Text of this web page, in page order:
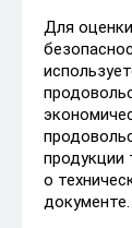
Для
продукции
о
документе.